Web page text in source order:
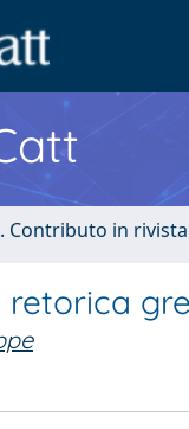
Contributo in rivista
retorica